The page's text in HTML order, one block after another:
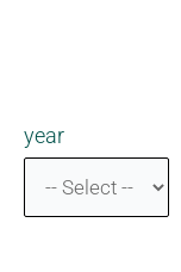
year